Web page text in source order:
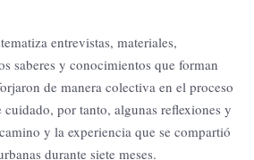
entrevistas, materiales,
saberes y conocimientos que forman
de manera colectiva en el proceso
cuidado, por tanto, algunas reflexiones y
y la experiencia que se compartió
durante siete meses.